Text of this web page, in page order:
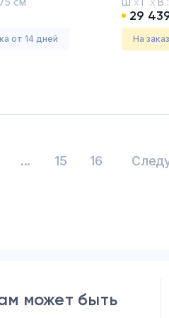
от 14 дней
Дуб
29
На заказ
... 15 16
может быть